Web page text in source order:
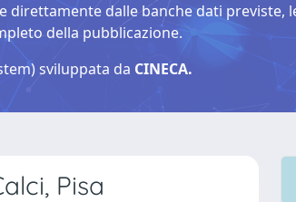
dalle banche dati previste,
della pubblicazione.
sviluppata da CINECA.
Pisa